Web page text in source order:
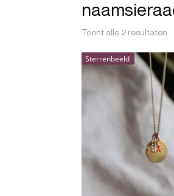
Toont alle 2 resultaten
Sterrenbeeld